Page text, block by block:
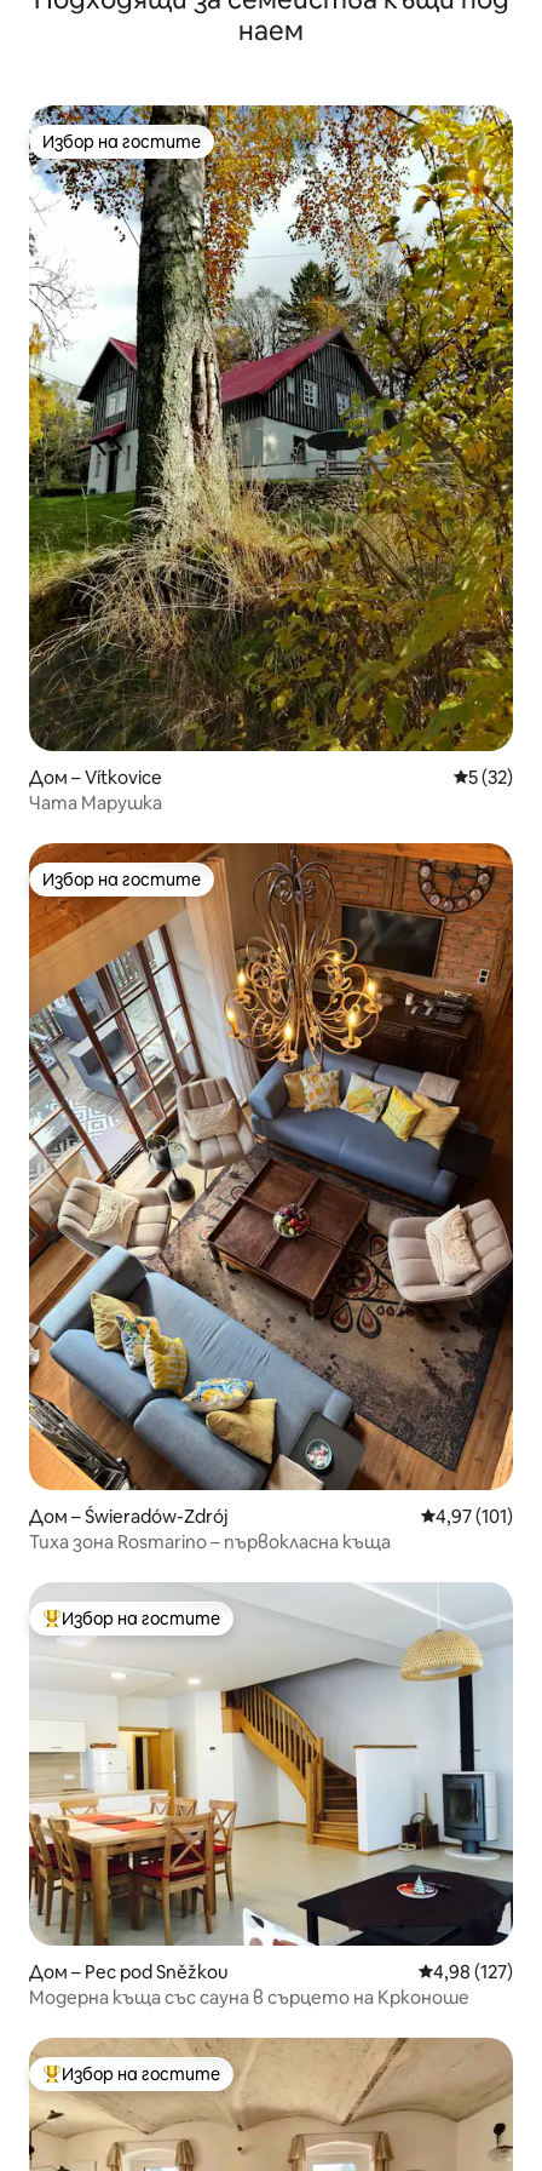
наем
Избор на гостите
Избор на гостите
Дом – Vítkovice Средна
5 (32)
Чата Марушка
Избор на гостите
Избор на гостите
Дом – Świeradów-Zdrój Средна
4,97 (101)
Тиха зона Rosmarino – първокласна къща
Най-популярен избор на гостите
Избор на гостите
Дом – Pec pod Sněžkou Средна
4,98 (127)
Модерна къща със сауна в сърцето на Крконоше
Най-популярен избор на гостите
Избор на гостите